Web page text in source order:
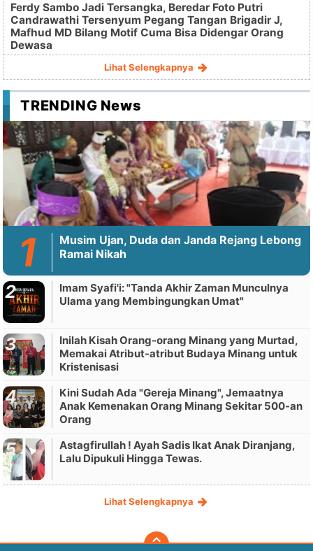
Ferdy Sambo Jadi Tersangka, Beredar Foto Putri
Candrawathi Tersenyum Pegang Tangan Brigadir J,
Mafhud MD Bilang Motif Cuma Bisa Didengar Orang
Dewasa
Lihat Selengkapnya
TRENDING News
Musim Ujan, Duda dan Janda Rejang Lebong
Ramai Nikah
Imam Syafi'i: "Tanda Akhir Zaman Munculnya
Ulama yang Membingungkan Umat"
Inilah Kisah Orang-orang Minang yang Murtad,
Memakai Atribut-atribut Budaya Minang untuk
Kristenisasi
Kini Sudah Ada "Gereja Minang", Jemaatnya
Anak Kemenakan Orang Minang Sekitar 500-an
Orang
Astagfirullah ! Ayah Sadis Ikat Anak Diranjang,
Lalu Dipukuli Hingga Tewas.
Lihat Selengkapnya